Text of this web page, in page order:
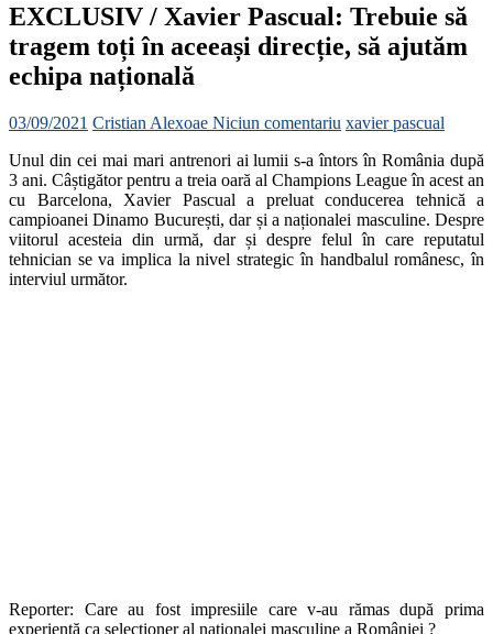
EXCLUSIV / Xavier Pascual: Trebuie să
tragem toți în aceeași direcție, să ajutăm
echipa națională
03/09/2021 Cristian Alexoae Niciun comentariu xavier pascual
Unul din cei mai mari antrenori ai lumii s-a întors în România după
3 ani. Câștigător pentru a treia oară al Champions League în acest an
cu Barcelona, Xavier Pascual a preluat conducerea tehnică a
campioanei Dinamo București, dar și a naționalei masculine. Despre
viitorul acesteia din urmă, dar și despre felul în care reputatul
tehnician se va implica la nivel strategic în handbalul românesc, în
interviul următor.
Reporter: Care au fost impresiile care v-au rămas după prima
experiență ca selecționer al naționalei masculine a României ?